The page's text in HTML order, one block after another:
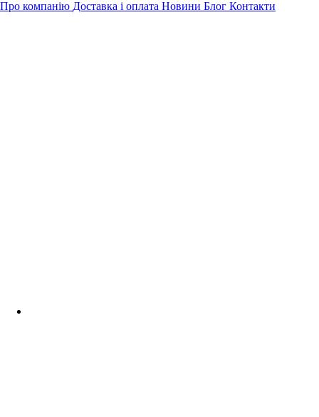
Про компанію Доставка і оплата Новини Блог Контакти